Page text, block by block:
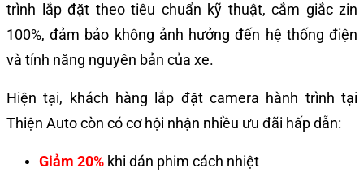
trình lắp đặt theo tiêu chuẩn kỹ thuật, cắm giắc zin
100%, đảm bảo không ảnh hưởng đến hệ thống điện
và tính năng nguyên bản của xe.
Hiện tại, khách hàng lắp đặt camera hành trình tại
Thiện Auto còn có cơ hội nhận nhiều ưu đãi hấp dẫn:
Giảm 20% khi dán phim cách nhiệt